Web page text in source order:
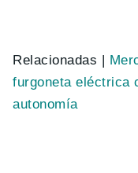
Relacionadas |
furgoneta eléctrica
autonomía